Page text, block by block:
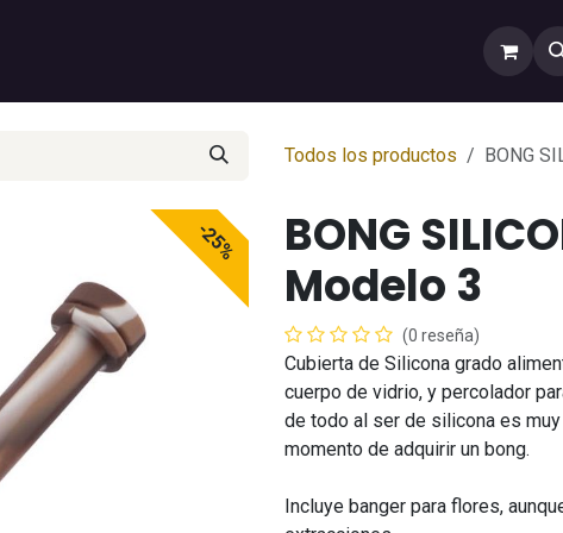
Sobre
Todos los productos BONG
-25%
BONG
Modelo 3
(0 reseña)
Cubierta de Silicona grado
cuerpo de vidrio, y percolador
de todo al ser de silicona es
momento de adquirir un bong.
Incluye banger para flores,